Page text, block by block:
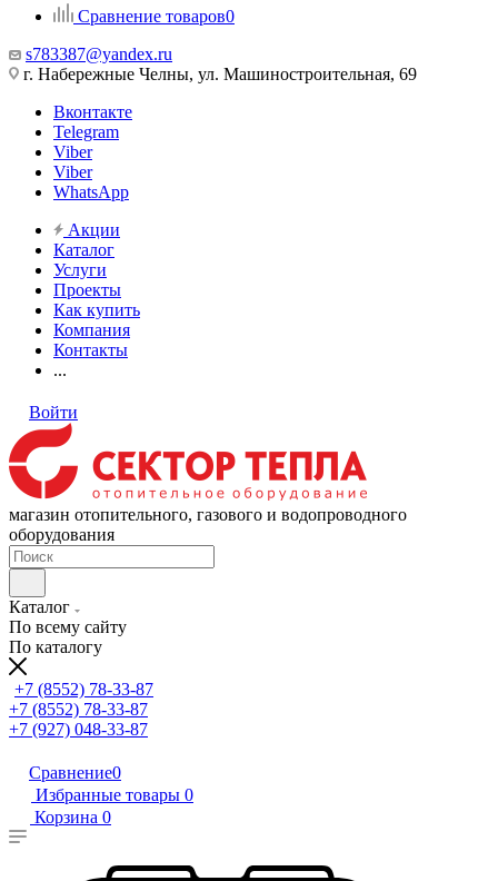
Сравнение товаров0
s783387@yandex.ru
г. Набережные Челны, ул. Машиностроительная, 69
Вконтакте
Telegram
Viber
Viber
WhatsApp
Акции
Каталог
Услуги
Проекты
Как купить
Компания
Контакты
...
Войти
магазин отопительного, газового и водопроводного
оборудования
Каталог
По всему сайту
По каталогу
+7 (8552) 78-33-87
+7 (8552) 78-33-87
+7 (927) 048-33-87
Сравнение0
Избранные товары 0
Корзина 0